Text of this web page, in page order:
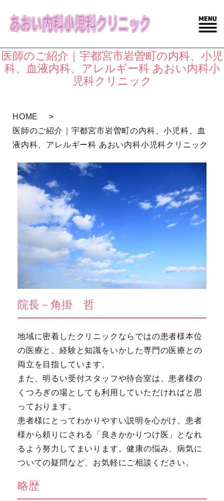
医師のご紹介｜宇都宮市岩曽町の内科、小児
科、血液内科、アレルギー科 あおい内科小
児科クリニック
HOME
医師のご紹介｜宇都宮市岩曽町の内科、小児科、血
液内科、アレルギー科 あおい内科小児科クリニック
院長－角掛 哲
地域に密着したクリニックならではの患者様本位
の医療と、経験と知識をいかした専門の医療との
両立を目指しています。
また、明るい受付スタッフや待合室は、患者様の
くつろぎの場としても利用していただければと思
っております。
患者様にとってわかりやすい説明を心がけ、患者
様から頼りにされる「良きかかりつけ医」となれ
るよう努力してまいります。健康の悩み、病気に
ついての疑問など、お気軽にご相談ください。
略歴